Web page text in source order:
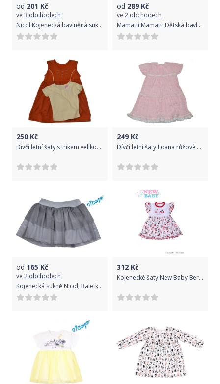
od 201 Kč
ve 3 obchodech
Nicol Kojenecká bavlněná suknička Nicol Rainbow šedá Šedá 92 (18-24m)
od 289 Kč
ve 2 obchodech
Mamatti Mamatti Dětská bavlněná sukně, New minnie - pudrová, 86/92
250 Kč
Dívčí letní šaty s trikem velikost 98
249 Kč
Dívčí letní šaty Loana růžové velikost 110
od 165 Kč
ve 2 obchodech
Kojenecká sukně Nicol, Baletka - šedá, vel. 80
312 Kč
Kojenecké šaty New Baby Beruška, Bílá, 86 (12-18m)